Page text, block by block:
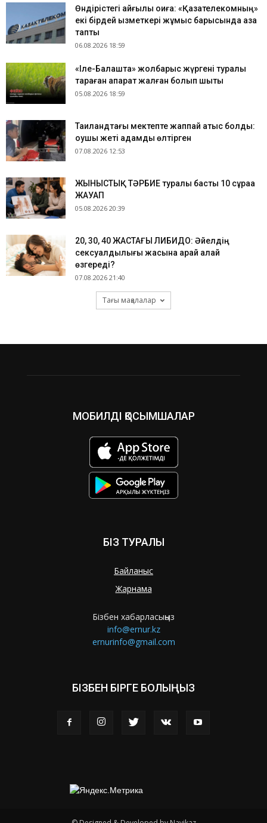
Өндірістегі қайғылы оқиға: «Қазақтелекомның»
екі бірдей қызметкері жұмыс барысында қаза
тапты
06.08.2026 18:59
«Іле-Балқашта» жолбарыс жүргені туралы
тараған ақпарат жалған болып шықты
05.08.2026 18:59
Таиландтағы мектепте жаппай атыс болды:
оқушы жеті адамды өлтірген
07.08.2026 12:53
ЖЫНЫСТЫҚ ТӘРБИЕ туралы басты 10 сұраққа
ЖАУАП
05.08.2026 20:39
​20, 30, 40 ЖАСТАҒЫ ЛИБИДО: Әйелдің
сексуалдылығы жасына қарай қалай
өзгереді?
07.08.2026 21:40
Тағы мақалалар
МОБИЛДІ ҚОСЫМШАЛАР
БІЗ ТУРАЛЫ
Байланыс
Жарнама
Бізбен хабарласыңыз
info@ernur.kz
ernurinfo@gmail.com
БІЗБЕН БІРГЕ БОЛЫҢЫЗ